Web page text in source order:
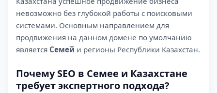
невозможно без глубокой работы с поисковыми
системами. Основным направлением для
продвижения на данном домене по умолчанию
является Семей и регионы Республики Казахстан.
Почему SEO в Семее и Казахстане
требует экспертного подхода?